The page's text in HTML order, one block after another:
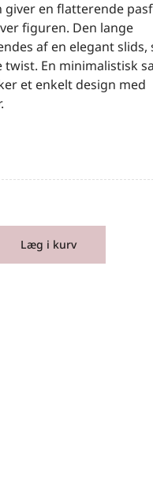
giver en flatterende
figuren. Den lange
af en elegant slids,
En minimalistisk
et enkelt design med
Læg i kurv